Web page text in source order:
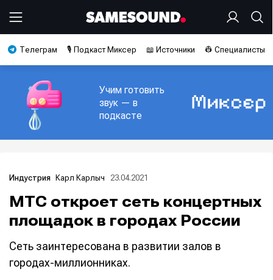
Телеграм 🎙️ Подкаст Миксер 📖 Источники 👷 Специалисты
Учим готовить
звук — в
подкасте
Индустрия Карл Карлыч 23.04.2021
МТС откроет сеть концертных
площадок в городах России
Сеть заинтересована в развитии залов в
городах-миллионниках.